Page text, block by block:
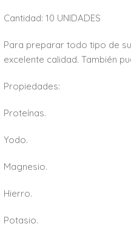
Cantidad: 10 UNIDADES
Para preparar todo tipo de
excelente calidad. También
Propiedades:
Proteínas.
Yodo.
Magnesio.
Hierro.
Potasio.